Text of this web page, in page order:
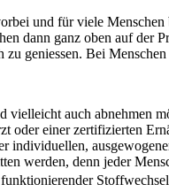
und für viele
dann ganz oben auf der
zu geniessen. Bei
vielleicht auch abnehmen
oder einer zertifizierten
individuellen,
werden, denn jeder
Stoffwechsel